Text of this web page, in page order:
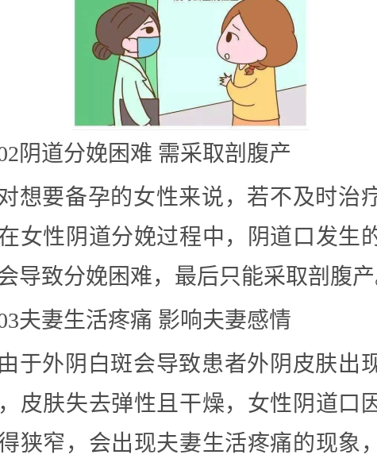
阴道分娩困难 需采取剖腹产
想要备孕的女性来说，若不及时治
女性阴道分娩过程中，阴道口发生
导致分娩困难，最后只能采取剖腹产
夫妻生活疼痛 影响夫妻感情
由于外阴白斑会导致患者外阴皮肤出
皮肤失去弹性且干燥，女性阴道口
狭窄，会出现夫妻生活疼痛的现象